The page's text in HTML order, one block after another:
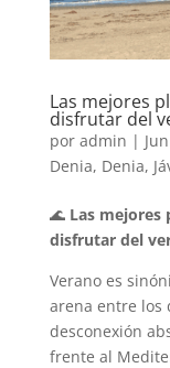
Las mejores
disfrutar del
por admin |
Denia, Denia,
🌊 Las mejores
disfrutar del
Verano es
arena entre los
desconexión
frente al